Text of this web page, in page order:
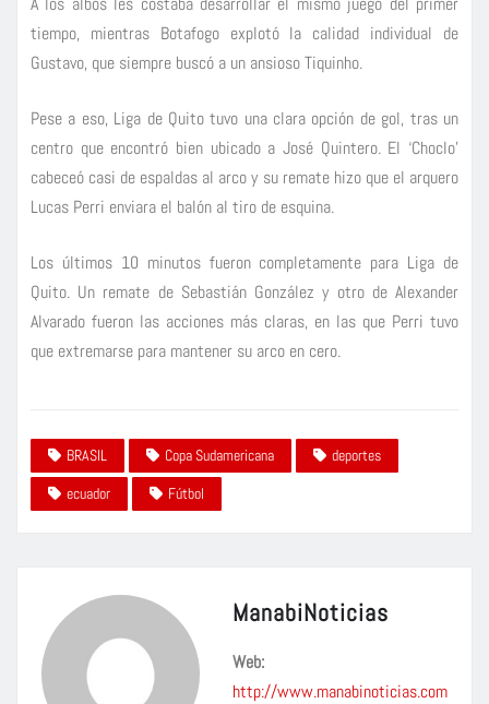
tiempo, mientras Botafogo explotó la calidad individual de
Gustavo, que siempre buscó a un ansioso Tiquinho.
Pese a eso, Liga de Quito tuvo una clara opción de gol, tras un
centro que encontró bien ubicado a José Quintero. El ‘Choclo’
cabeceó casi de espaldas al arco y su remate hizo que el arquero
Lucas Perri enviara el balón al tiro de esquina.
Los últimos 10 minutos fueron completamente para Liga de
Quito. Un remate de Sebastián González y otro de Alexander
Alvarado fueron las acciones más claras, en las que Perri tuvo
que extremarse para mantener su arco en cero.
BRASIL Copa Sudamericana
deportes
ecuador
Fútbol
ManabiNoticias
Web:
http://www.manabinoticias.com